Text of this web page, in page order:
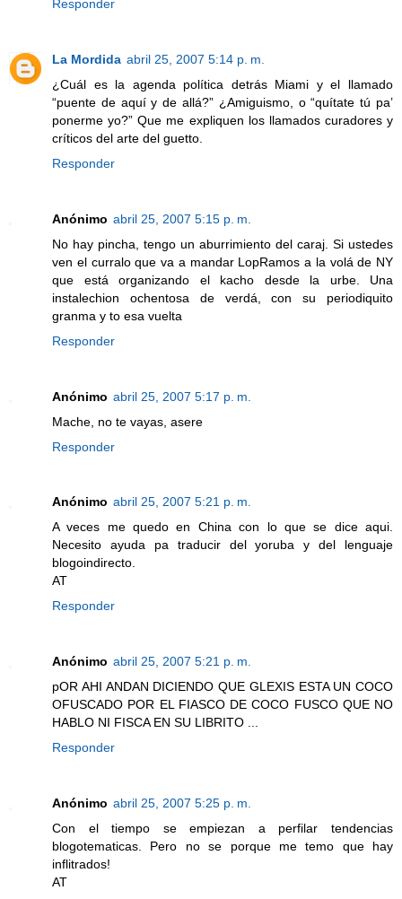
Responder
La Mordida abril 25, 2007 5:14 p. m.
¿Cuál es la agenda política detrás Miami y el llamado
“puente de aquí y de allá?” ¿Amiguismo, o “quítate tú pa’
ponerme yo?” Que me expliquen los llamados curadores y
críticos del arte del guetto.
Responder
Anónimo abril 25, 2007 5:15 p. m.
No hay pincha, tengo un aburrimiento del caraj. Si ustedes
ven el curralo que va a mandar LopRamos a la volá de NY
que está organizando el kacho desde la urbe. Una
instalechion ochentosa de verdá, con su periodiquito
granma y to esa vuelta
Responder
Anónimo abril 25, 2007 5:17 p. m.
Mache, no te vayas, asere
Responder
Anónimo abril 25, 2007 5:21 p. m.
A veces me quedo en China con lo que se dice aqui.
Necesito ayuda pa traducir del yoruba y del lenguaje
blogoindirecto.
AT
Responder
Anónimo abril 25, 2007 5:21 p. m.
pOR AHI ANDAN DICIENDO QUE GLEXIS ESTA UN COCO
OFUSCADO POR EL FIASCO DE COCO FUSCO QUE NO
HABLO NI FISCA EN SU LIBRITO ...
Responder
Anónimo abril 25, 2007 5:25 p. m.
Con el tiempo se empiezan a perfilar tendencias
blogotematicas. Pero no se porque me temo que hay
inflitrados!
AT